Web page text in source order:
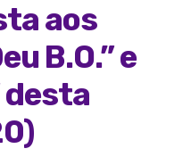
aos
B.O.” e
desta